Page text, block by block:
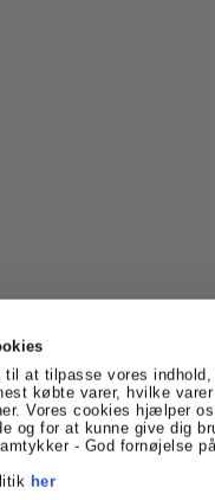
at tilpasse vores
købte varer, hvilke
Vores cookies hjælper
og for at kunne give dig
- God fornøjelse
her
Denmark